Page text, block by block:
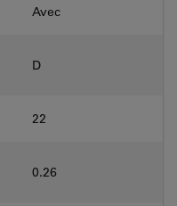
Avec
D
22
0.26